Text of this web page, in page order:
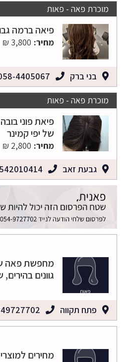
מוכרת פאה - פאות
פיאה ברמה
מחיר: 3,800 ₪
בני ברק 4405067
מוכרת פאה - פאות
פיאת פוני
של יפי קמינר
מחיר: 2,800 ₪
גבעת זאב
מחפשת פאה
גוונים
פתח תקווה
מחירים